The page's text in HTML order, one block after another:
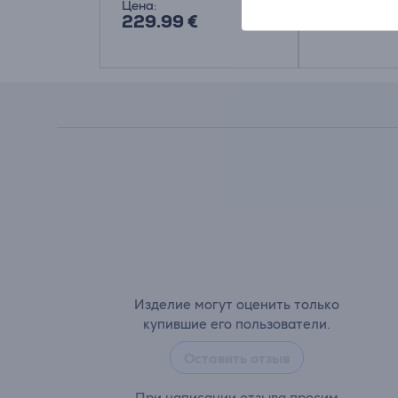
Цена:
229.99 €
Изделие могут оценить только
купившие его пользователи.